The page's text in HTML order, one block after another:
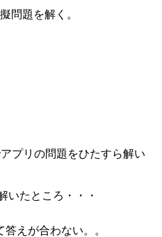
問題を解く。
プリの問題をひたすら解い
いたところ・・・
えが合わない。。